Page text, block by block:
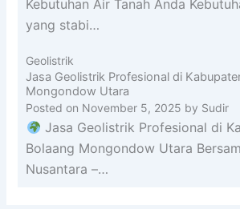
Kebutuhan Air Tanah Anda
yang stabi…
Geolistrik
Jasa Geolistrik Profesional di
Mongondow Utara
Posted on November 5, 2025 by Sudir
Jasa Geolistrik Profesional di
Bolaang Mongondow Utara
Nusantara –…